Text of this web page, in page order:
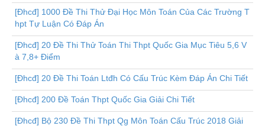
[Đhcđ] 1000 Đề Thi Thử Đại Học Môn Toán Của Các Trường T
hpt Tự Luận Có Đáp Án
[Đhcđ] 20 Đề Thi Thử Toán Thi Thpt Quốc Gia Mục Tiêu 5,6 V
à 7,8+ Điểm
[Đhcđ] 20 Đề Thi Toán Ltđh Có Cấu Trúc Kèm Đáp Án Chi Tiết
[Đhcđ] 200 Đề Toán Thpt Quốc Gia Giải Chi Tiết
[Đhcđ] Bộ 230 Đề Thi Thpt Qg Môn Toán Cấu Trúc 2018 Giải